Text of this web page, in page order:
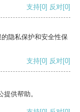
支持[0] 反对[0]
隐私保护和安全性保
支持[0] 反对[0]
供帮助。